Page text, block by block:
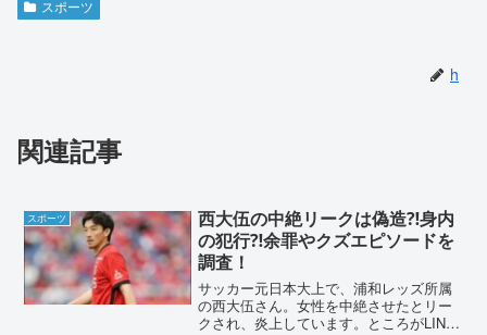
スポーツ
h
関連記事
スポーツ
西大伍の中絶リークは偽造⁈身内
の犯行⁈余罪やクズエピソードを
調査！
サッカー元日本大上で、浦和レッズ所属
の西大伍さん。女性を中絶させたとリー
クされ、炎上しています。ところがLINE